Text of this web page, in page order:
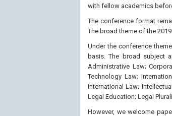
with fellow academics
The conference format
The broad theme of the
Under the conference
basis. The broad subject
Administrative Law;
Technology Law;
International Law;
Legal Education; Legal
However, we welcome